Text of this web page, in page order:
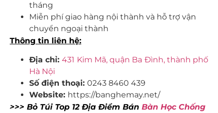
tháng
Miễn phí giao hàng nội thành và hỗ trợ vận
chuyển ngoại thành
Thông tin liên hệ:
Địa chỉ:431 Kim Mã, quận Ba Đình, thành phố
Hà Nội
Số điện thoại: 0243 8460 439
Website: https://banghemay.net/
>>> Bỏ Túi Top 12 Địa Điểm Bán Bàn Học Chống